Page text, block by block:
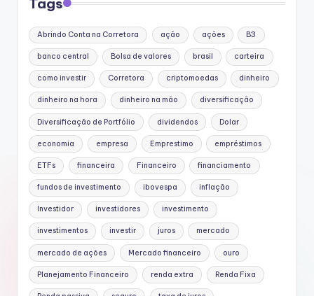
Abrindo Conta na Corretora ação ações B3
banco central Bolsa de valores brasil carteira
como investir Corretora criptomoedas dinheiro
dinheiro na hora dinheiro na mão diversificação
Diversificação de Portfólio dividendos Dolar
economia empresa Emprestimo empréstimos
ETFs financeira Financeiro financiamento
fundos de investimento ibovespa inflação
Investidor investidores investimento
investimentos investir juros mercado
mercado de ações Mercado financeiro ouro
Planejamento Financeiro renda extra Renda Fixa